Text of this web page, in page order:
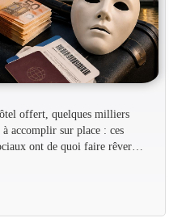
offert, quelques milliers
accomplir sur place : ces
ont de quoi faire rêver…